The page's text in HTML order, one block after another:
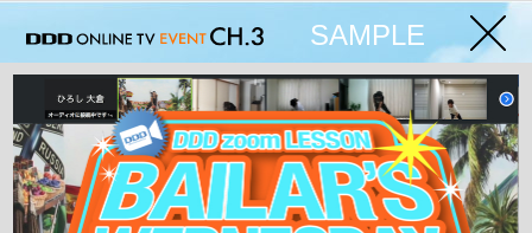
SAMPLE